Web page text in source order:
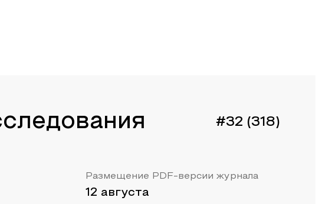
#32 (318)
Размещение PDF-версии журнала
12 августа